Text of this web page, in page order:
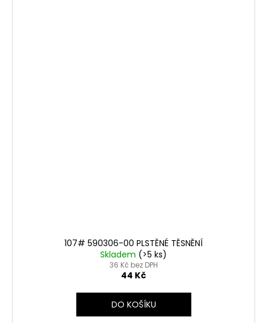
107# 590306-00 PLSTĚNÉ TĚSNĚNÍ
Skladem (>5 ks)
36 Kč bez DPH
44 Kč
DO KOŠÍKU